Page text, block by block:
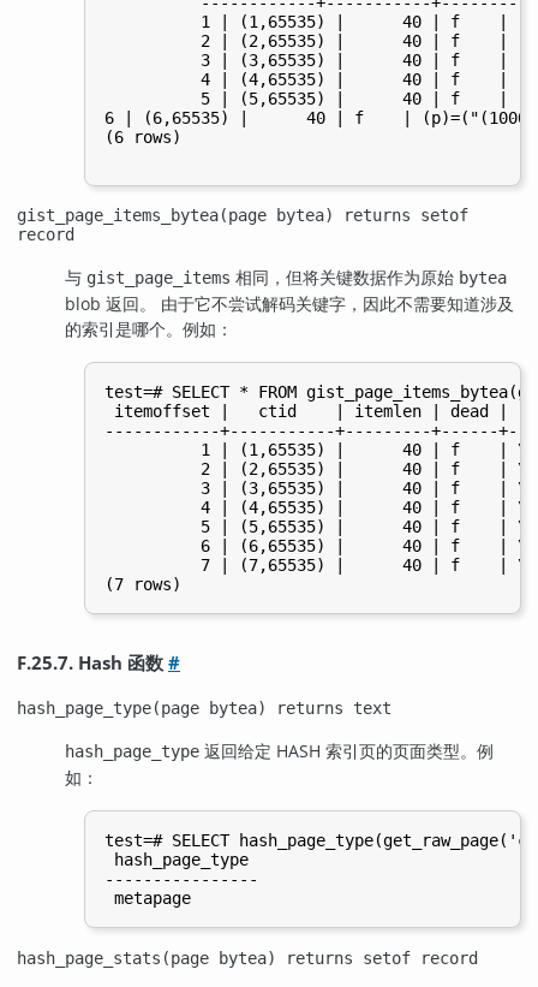
1 | (1,65535) |      40 | f    |
2 | (2,65535) |      40 | f    |
3 | (3,65535) |      40 | f    |
4 | (4,65535) |      40 | f    |
5 | (5,65535) |      40 | f    |
6 | (6,65535) |      40 | f    |
(6 rows)
gist_page_items_bytea(page bytea) returns setof
record
与 gist_page_items 相同，但将关键数据作为原始 bytea
blob 返回。 由于它不尝试解码关键字，因此不需要知道涉及
的索引是哪个。例如：
test=# SELECT * FROM
itemoffset |   ctid    | itemlen |
------------+-----------+---------+------
1 | (1,65535) |      40 | f    |
2 | (2,65535) |      40 | f    |
3 | (3,65535) |      40 | f    |
4 | (4,65535) |      40 | f    |
5 | (5,65535) |      40 | f    |
6 | (6,65535) |      40 | f    |
7 | (7,65535) |      40 | f    |
F.25.7. Hash 函数#
hash_page_type(page bytea) returns text
hash_page_type 返回给定 HASH 索引页的页面类型。例
如：
test=# SELECT
hash_page_type
----------------
hash_page_stats(page bytea) returns setof record